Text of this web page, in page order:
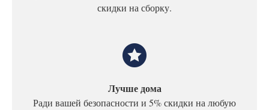
скидки на сборку.
Лучше дома
Ради вашей безопасности и 5% скидки на любую